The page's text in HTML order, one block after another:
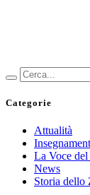
Categorie
Attualità
La Voce
News
Storia dello